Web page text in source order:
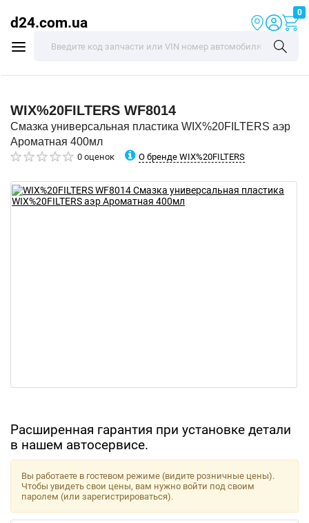
d24.com.ua
0
WIX%20FILTERS WF8014
Смазка универсальная пластика WIX%20FILTERS аэр
Ароматная 400мл
0 оценок О бренде WIX%20FILTERS
Расширенная гарантия при установке детали
в нашем автосервисе.
Вы работаете в гостевом режиме (видите розничные цены).
Чтобы увидеть свои цены, вам нужно войти под своим
паролем (или зарегистрироваться).